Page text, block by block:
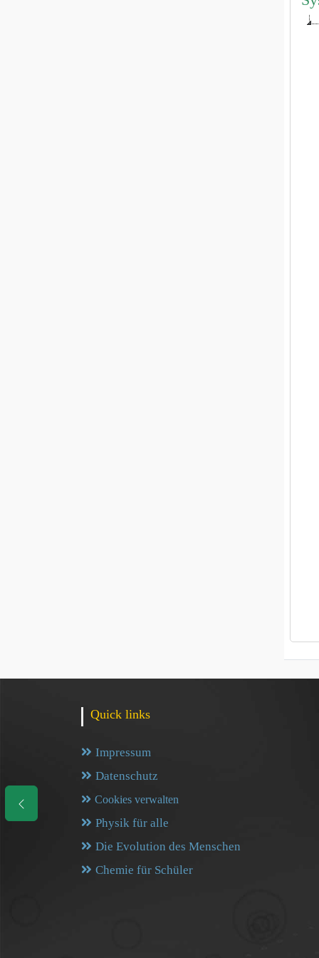
Quick links
Impressum
Datenschutz
Cookies verwalten
Physik für alle
Die Evolution des Menschen
Chemie für Schüler